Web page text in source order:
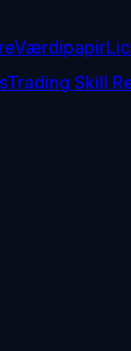
Værdipapir
Trading Skill